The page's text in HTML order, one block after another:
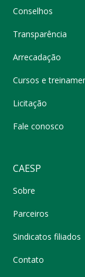
Conselhos
Transparência
Arrecadação
Cursos e
Licitação
Fale conosco
CAESP
Sobre
Parceiros
Sindicatos filiados
Contato